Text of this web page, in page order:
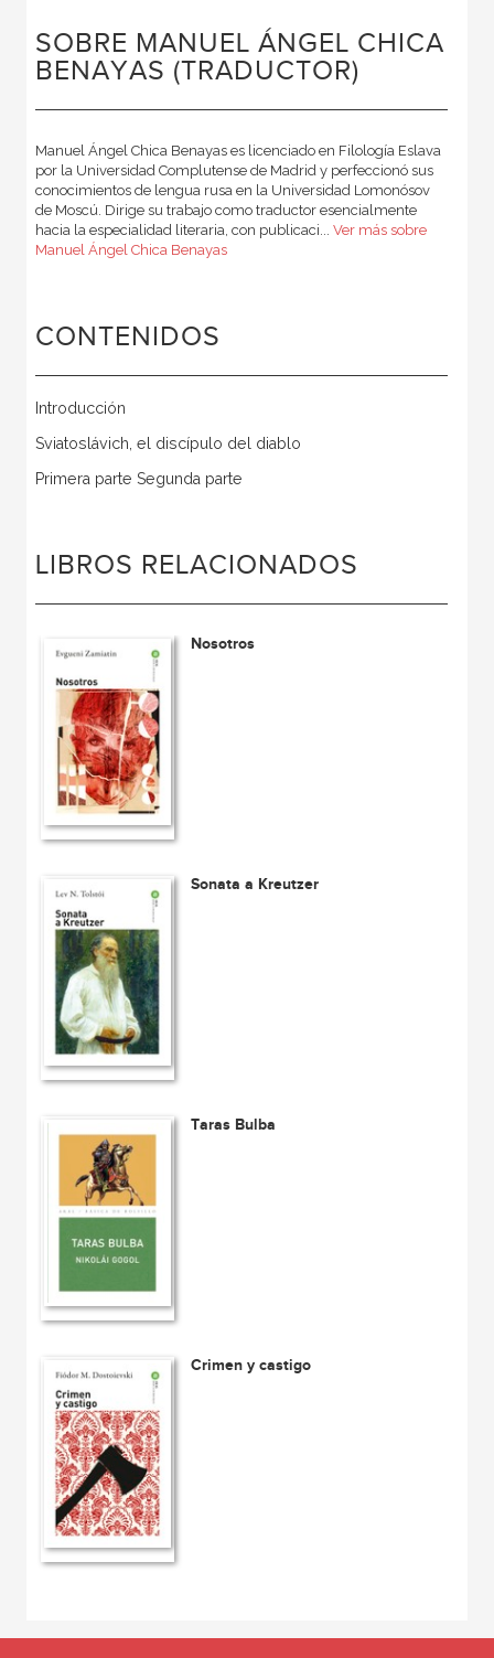
SOBRE MANUEL ÁNGEL CHICA
BENAYAS (TRADUCTOR)
Manuel Ángel Chica Benayas es licenciado en Filología Eslava
por la Universidad Complutense de Madrid y perfeccionó sus
conocimientos de lengua rusa en la Universidad Lomonósov
de Moscú. Dirige su trabajo como traductor esencialmente
hacia la especialidad literaria, con publicaci... Ver más sobre
Manuel Ángel Chica Benayas
CONTENIDOS
Introducción
Sviatoslávich, el discípulo del diablo
Primera parte Segunda parte
LIBROS RELACIONADOS
Nosotros
Sonata a Kreutzer
Taras Bulba
Crimen y castigo